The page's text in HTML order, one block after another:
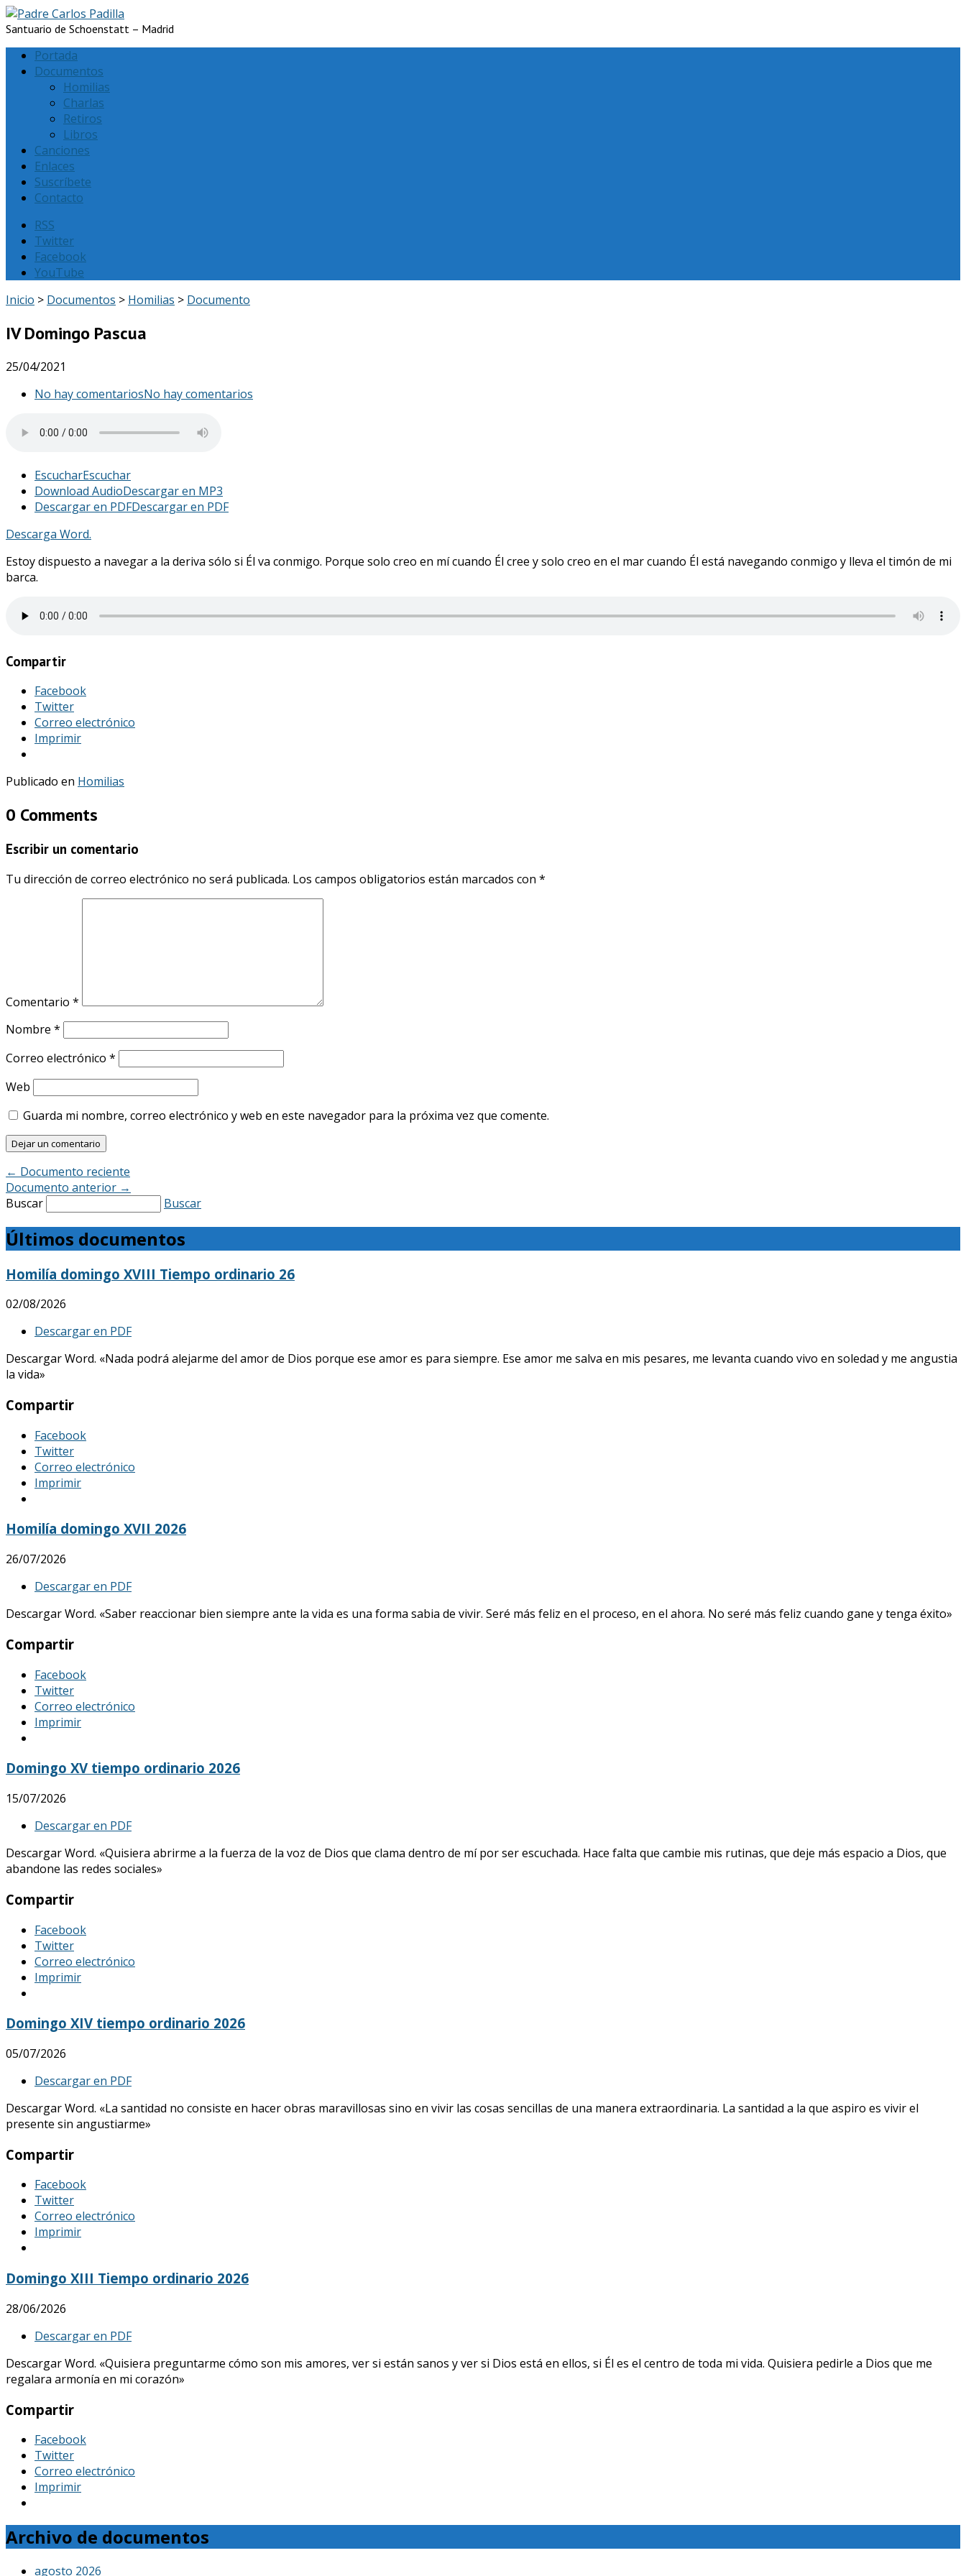
Santuario de Schoenstatt – Madrid
Portada
Documentos
Homilias
Charlas
Retiros
Libros
Canciones
Enlaces
Suscríbete
Contacto
RSS
Twitter
Facebook
YouTube
Inicio > Documentos > Homilias > Documento
IV Domingo Pascua
25/04/2021
No hay comentariosNo hay comentarios
EscucharEscuchar
Download AudioDescargar en MP3
Descargar en PDFDescargar en PDF
Descarga Word.
Estoy dispuesto a navegar a la deriva sólo si Él va conmigo. Porque solo creo en mí cuando Él cree y solo creo en el mar cuando Él está navegando conmigo y lleva el timón de mi
barca.
Compartir
Facebook
Twitter
Correo electrónico
Imprimir
Publicado en Homilias
0 Comments
Escribir un comentario
Tu dirección de correo electrónico no será publicada. Los campos obligatorios están marcados con *
Comentario *
Nombre *
Correo electrónico *
Web
Guarda mi nombre, correo electrónico y web en este navegador para la próxima vez que comente.
← Documento reciente
Documento anterior →
Buscar
Buscar
Últimos documentos
Homilía domingo XVIII Tiempo ordinario 26
02/08/2026
Descargar en PDF
Descargar Word. «Nada podrá alejarme del amor de Dios porque ese amor es para siempre. Ese amor me salva en mis pesares, me levanta cuando vivo en soledad y me angustia
la vida»
Compartir
Facebook
Twitter
Correo electrónico
Imprimir
Homilía domingo XVII 2026
26/07/2026
Descargar en PDF
Descargar Word. «Saber reaccionar bien siempre ante la vida es una forma sabia de vivir. Seré más feliz en el proceso, en el ahora. No seré más feliz cuando gane y tenga éxito»
Compartir
Facebook
Twitter
Correo electrónico
Imprimir
Domingo XV tiempo ordinario 2026
15/07/2026
Descargar en PDF
Descargar Word. «Quisiera abrirme a la fuerza de la voz de Dios que clama dentro de mí por ser escuchada. Hace falta que cambie mis rutinas, que deje más espacio a Dios, que
abandone las redes sociales»
Compartir
Facebook
Twitter
Correo electrónico
Imprimir
Domingo XIV tiempo ordinario 2026
05/07/2026
Descargar en PDF
Descargar Word. «La santidad no consiste en hacer obras maravillosas sino en vivir las cosas sencillas de una manera extraordinaria. La santidad a la que aspiro es vivir el
presente sin angustiarme»
Compartir
Facebook
Twitter
Correo electrónico
Imprimir
Domingo XIII Tiempo ordinario 2026
28/06/2026
Descargar en PDF
Descargar Word. «Quisiera preguntarme cómo son mis amores, ver si están sanos y ver si Dios está en ellos, si Él es el centro de toda mi vida. Quisiera pedirle a Dios que me
regalara armonía en mi corazón»
Compartir
Facebook
Twitter
Correo electrónico
Imprimir
Archivo de documentos
agosto 2026